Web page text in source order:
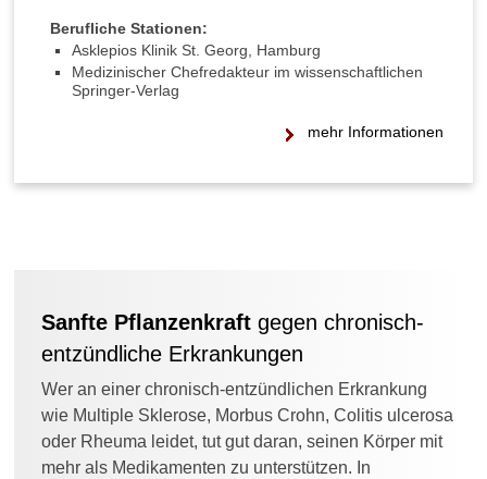
Berufliche Stationen:
Asklepios Klinik St. Georg, Hamburg
Medizinischer Chefredakteur im wissenschaftlichen
Springer-Verlag
mehr Informationen
Sanfte Pflanzenkraft gegen chronisch-
entzündliche Erkrankungen
Wer an einer chronisch-entzündlichen Erkrankung
wie Multiple Sklerose, Morbus Crohn, Colitis ulcerosa
oder Rheuma leidet, tut gut daran, seinen Körper mit
mehr als Medikamenten zu unterstützen. In